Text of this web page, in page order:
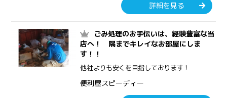
詳細を見る
ごみ処理のお手伝いは、経験豊富な当
店へ！ 隅までキレイなお部屋にしま
す！！
他社よりも安くを目指しております！
便利屋スピーディー